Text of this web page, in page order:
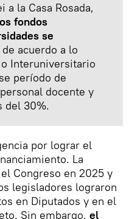
a la Casa Rosada,
fondos
se
de acuerdo a lo
Interuniversitario
período de
docente y
del 30%.
por lograr el
La
Congreso en 2025 y
legisladores lograron
en Diputados y en el
Sin embargo, el